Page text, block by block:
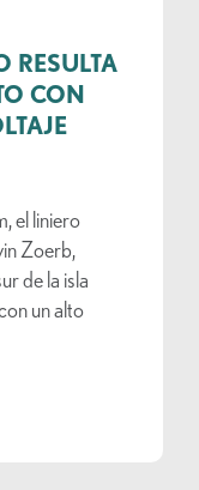
RESULTA
CON
el liniero
Zoerb,
de la isla
un alto